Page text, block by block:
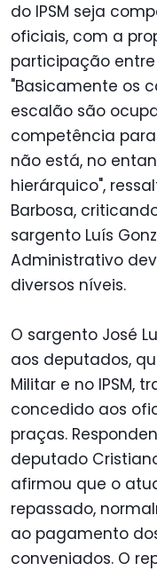
do IPSM seja
oficiais, com a
participação
"Basicamente os
escalão são
competência
não está, no
hierárquico",
Barbosa,
sargento Luís
Administrativo
diversos níveis.
O sargento José
aos deputados,
Militar e no IPSM,
concedido aos
praças.
deputado
afirmou que o
repassado,
ao pagamento
conveniados. O